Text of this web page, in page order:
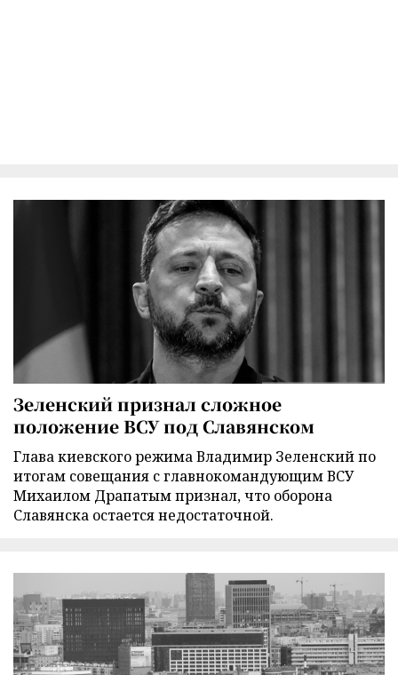
Зеленский признал сложное
положение ВСУ под Славянском
Глава киевского режима Владимир Зеленский по
итогам совещания с главнокомандующим ВСУ
Михаилом Драпатым признал, что оборона
Славянска остается недостаточной.